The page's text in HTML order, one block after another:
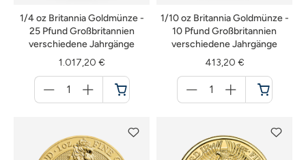
1/4 oz Britannia Goldmünze -
25 Pfund Großbritannien
verschiedene Jahrgänge
1.017,20 €
für
Warenkorb
1/10 oz Britannia Goldmünze -
10 Pfund Großbritannien
verschiedene Jahrgänge
413,20 €
für
Warenkorb